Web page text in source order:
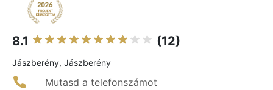
8.1 (12)
Jászberény, Jászberény
Mutasd a telefonszámot